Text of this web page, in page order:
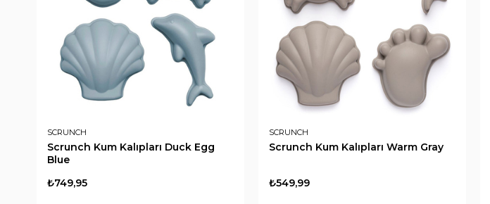
SCRUNCH
Scrunch Kum Kalıpları Duck Egg
Blue
₺749,95
SCRUNCH
Scrunch Kum Kalıpları Warm Gray
₺549,99